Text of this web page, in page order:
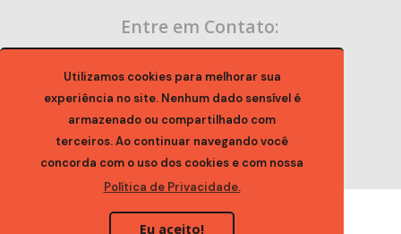
Utilizamos cookies para melhorar sua
experiência no site. Nenhum dado sensível é
armazenado ou compartilhado com
terceiros. Ao continuar navegando você
concorda com o uso dos cookies e com nossa
Política de Privacidade.
Eu aceito!
Entre em Contato:
contato@ocaa.org.br